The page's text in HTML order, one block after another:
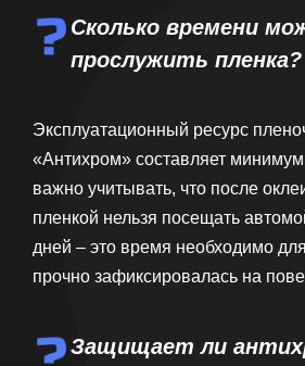
Сколько времени
прослужить пленка?
Эксплуатационный ресурс
«Антихром» составляет
важно учитывать, что после
пленкой нельзя посещать
дней – это время необходимо
прочно зафиксировалась на
Защищает ли